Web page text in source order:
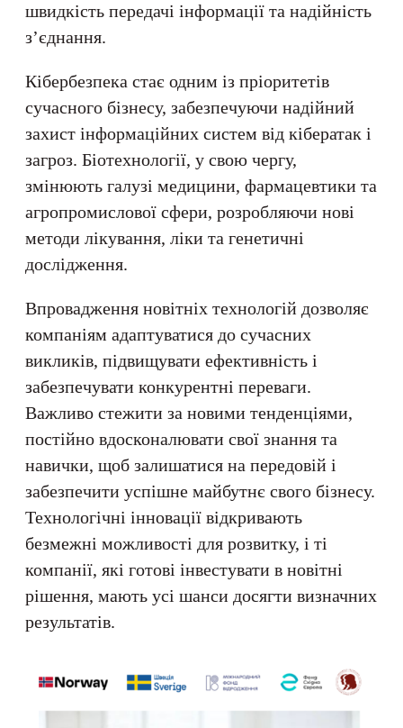
швидкість передачі інформації та надійність
з’єднання.
Кібербезпека стає одним із пріоритетів
сучасного бізнесу, забезпечуючи надійний
захист інформаційних систем від кібератак і
загроз. Біотехнології, у свою чергу,
змінюють галузі медицини, фармацевтики та
агропромислової сфери, розробляючи нові
методи лікування, ліки та генетичні
дослідження.
Впровадження новітніх технологій дозволяє
компаніям адаптуватися до сучасних
викликів, підвищувати ефективність і
забезпечувати конкурентні переваги.
Важливо стежити за новими тенденціями,
постійно вдосконалювати свої знання та
навички, щоб залишатися на передовій і
забезпечити успішне майбутнє свого бізнесу.
Технологічні інновації відкривають
безмежні можливості для розвитку, і ті
компанії, які готові інвестувати в новітні
рішення, мають усі шанси досягти визначних
результатів.